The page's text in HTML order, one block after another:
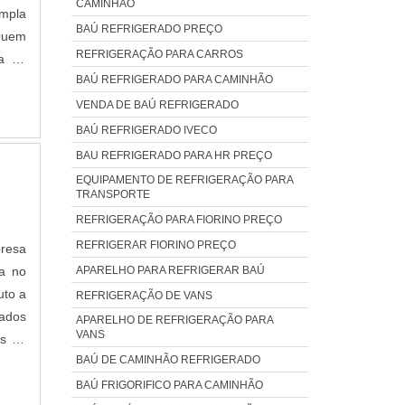
de
de
na
e
no
a
de
CAMINHÃO
BAÚ REFRIGERADO PREÇO
REFRIGERAÇÃO PARA CARROS
BAÚ REFRIGERADO PARA CAMINHÃO
VENDA DE BAÚ REFRIGERADO
BAÚ REFRIGERADO IVECO
BAU REFRIGERADO PARA HR PREÇO
EQUIPAMENTO DE REFRIGERAÇÃO PARA
TRANSPORTE
REFRIGERAÇÃO PARA FIORINO PREÇO
REFRIGERAR FIORINO PREÇO
APARELHO PARA REFRIGERAR BAÚ
REFRIGERAÇÃO DE VANS
APARELHO DE REFRIGERAÇÃO PARA
VANS
BAÚ DE CAMINHÃO REFRIGERADO
BAÚ FRIGORIFICO PARA CAMINHÃO